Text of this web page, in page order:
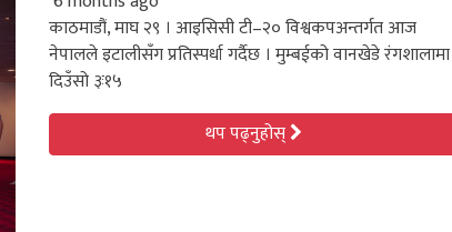
काठमाडौं, माघ २९ । आइसिसी टी–२० विश्वकपअन्तर्गत आज
नेपालले इटालीसँग प्रतिस्पर्धा गर्दैछ । मुम्बईको वानखेडे रंगशालामा
दिउँसो ३ः१५
थप पढ्नुहोस्